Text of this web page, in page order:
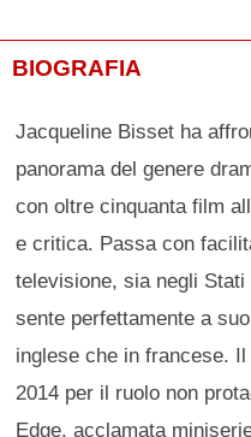
BIOGRAFIA
Jacqueline Bisset ha
panorama del genere
con oltre cinquanta film
e critica. Passa con
televisione, sia negli
sente perfettamente a
inglese che in francese.
2014 per il ruolo non
Edge, acclamata